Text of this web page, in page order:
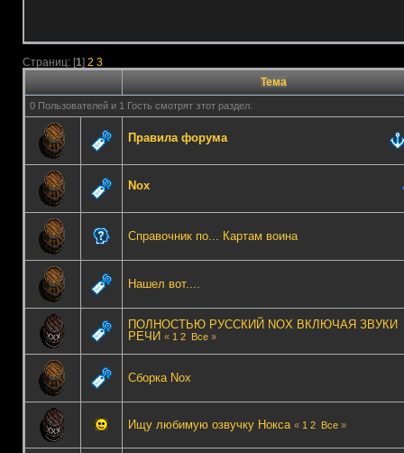
Страниц: [1] 2 3
Тема
0 Пользователей и 1 Гость смотрят этот раздел.
Правила форума
Nox
Справочник по... Картам воина
Нашел вот....
ПОЛНОСТЬЮ РУССКИЙ NOX ВКЛЮЧАЯ ЗВУКИ
РЕЧИ « 1 2 Все»
Сборка Nox
Ищу любимую озвучку Нокса « 1 2 Все»